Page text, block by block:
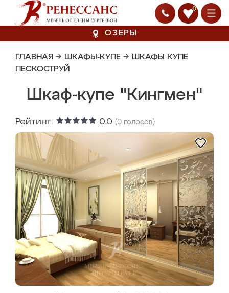
0
ОЗЕРЫ
ГЛАВНАЯ → ШКАФЫ-КУПЕ → ШКАФЫ КУПЕ
ПЕСКОСТРУЙ
Шкаф-купе "Кингмен"
Рейтинг: 0.0 (0 голосов)